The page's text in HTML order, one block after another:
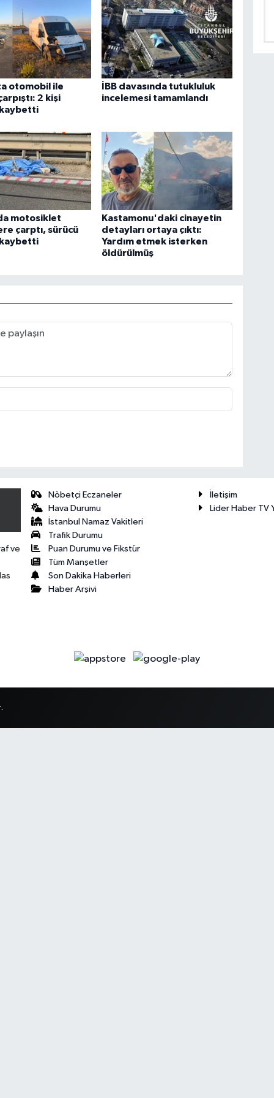
otomobil ile
2 kişi
kaybetti
İBB davasında tutukluluk
incelemesi tamamlandı
motosiklet
çarptı, sürücü
kaybetti
Kastamonu'daki cinayetin
detayları ortaya çıktı:
Yardım etmek isterken
öldürülmüş
ve
Nöbetçi Eczaneler
Hava Durumu
İstanbul Namaz Vakitleri
Trafik Durumu
Puan Durumu ve Fikstür
Tüm Manşetler
Son Dakika Haberleri
Haber Arşivi
İletişim
Lider Haber TV